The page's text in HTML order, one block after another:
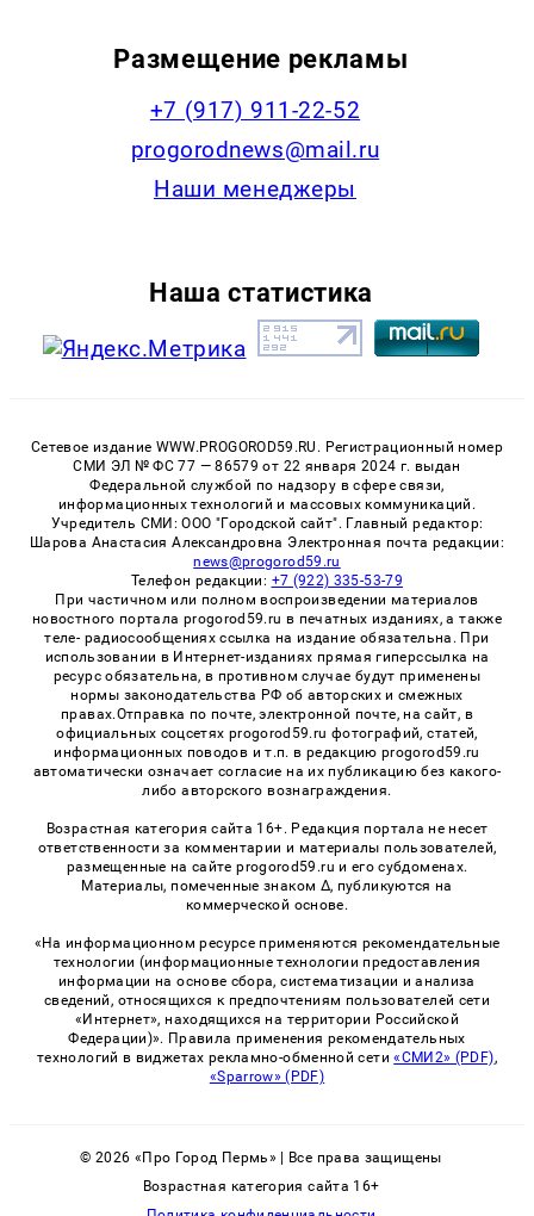
Размещение рекламы
+7 (917) 911-22-52
progorodnews@mail.ru
Наши менеджеры
Наша статистика
Сетевое издание WWW.PROGOROD59.RU. Регистрационный номер
СМИ ЭЛ № ФС 77 — 86579 от 22 января 2024 г. выдан
Федеральной службой по надзору в сфере связи,
информационных технологий и массовых коммуникаций.
Учредитель СМИ: ООО "Городской сайт". Главный редактор:
Шарова Анастасия Александровна Электронная почта редакции:
news@progorod59.ru
Телефон редакции: +7 (922) 335-53-79
При частичном или полном воспроизведении материалов
новостного портала progorod59.ru в печатных изданиях, а также
теле- радиосообщениях ссылка на издание обязательна. При
использовании в Интернет-изданиях прямая гиперссылка на
ресурс обязательна, в противном случае будут применены
нормы законодательства РФ об авторских и смежных
правах.Отправка по почте, электронной почте, на сайт, в
официальных соцсетях progorod59.ru фотографий, статей,
информационных поводов и т.п. в редакцию progorod59.ru
автоматически означает согласие на их публикацию без какого-
либо авторского вознаграждения.
Возрастная категория сайта 16+. Редакция портала не несет
ответственности за комментарии и материалы пользователей,
размещенные на сайте progorod59.ru и его субдоменах.
Материалы, помеченные знаком Δ, публикуются на
коммерческой основе.
«На информационном ресурсе применяются рекомендательные
технологии (информационные технологии предоставления
информации на основе сбора, систематизации и анализа
сведений, относящихся к предпочтениям пользователей сети
«Интернет», находящихся на территории Российской
Федерации)». Правила применения рекомендательных
технологий в виджетах рекламно-обменной сети«СМИ2» (PDF),
«Sparrow» (PDF)
© 2026 «Про Город Пермь» | Все права защищены
Возрастная категория сайта 16+